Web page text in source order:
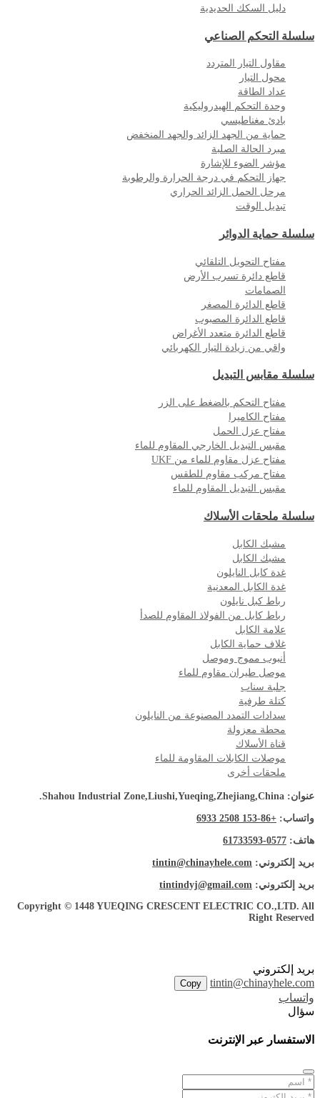
دليل السكك الحديدية
سلسلة التحكم الصناعي
مقاول التيار المتردد
محول التيار
عداد الطاقة
وحدة التحكم الهيدروليكية
بادئ مغناطيسي
حماية من الجهد الزائد والجهد المنخفض
مبرد الحالة الصلبة
مؤشر الضوء للإشارة
جهاز التحكم في درجة الحرارة والرطوبة
مرحل الحمل الزائد الحراري
تبديل الوقت
سلسلة حماية الدوائر
مفتاح التحويل التلقائي
قاطع دائرة تسرب الأرض
الصمامات
قاطع الدائرة المصغر
قاطع الدائرة المصبوب
قاطع الدائرة متعدد الأغراض
واقي من زيادة التيار الكهربائي
سلسلة مقابس التبديل
مفتاح التحكم بالضغط على الزر
مفتاح الكاميرا
مفتاح عزل الحمل
مقبس التبديل الخارجي المقاوم للماء
مفتاح عزل مقاوم للماء من UKF
مفتاح مركب مقاوم للطقس
مقبس التبديل المقاوم للماء
سلسلة ملحقات الأسلاك
مشبك الكابل
مشبك الكابل
غدة كابل النايلون
غدة الكابل المعدنية
رباط كبل نايلون
رباط كابل من الفولاذ المقاوم للصدأ
علامة الكابل
غلاف حماية الكابل
أنبوب مموج وموصل
موصل طيران مقاوم للماء
جلبة سناب
كتلة طرفية
سدادات التمدد المصنوعة من النايلون
محطة معزولة
قناة الأسلاك
موصلات الكابلات المقاومة للماء
ملحقات أخرى
عنوان: Shahou Industrial Zone,Liushi,Yueqing,Zhejiang,China.
واتساب: +86-153 2508 6933
هاتف: 0577-61733593
بريد إلكتروني: tintin@chinayhele.com
بريد إلكتروني: tintindyj@gmail.com
Copyright © 1448 YUEQING CRESCENT ELECTRIC CO.,LTD. All
Right Reserved
بريد إلكتروني
tintin@chinayhele.com
Copy
واتساب
سؤال
الاستفسار عبر الإنترنت